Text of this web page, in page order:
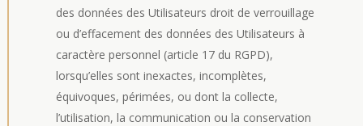
des données des Utilisateurs droit de verrouillage
ou d’effacement des données des Utilisateurs à
caractère personnel (article 17 du RGPD),
lorsqu’elles sont inexactes, incomplètes,
équivoques, périmées, ou dont la collecte,
l’utilisation, la communication ou la conservation